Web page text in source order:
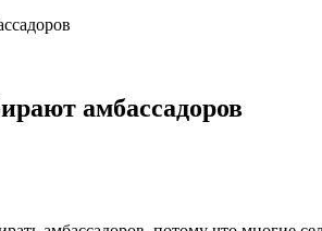
амбассадоров